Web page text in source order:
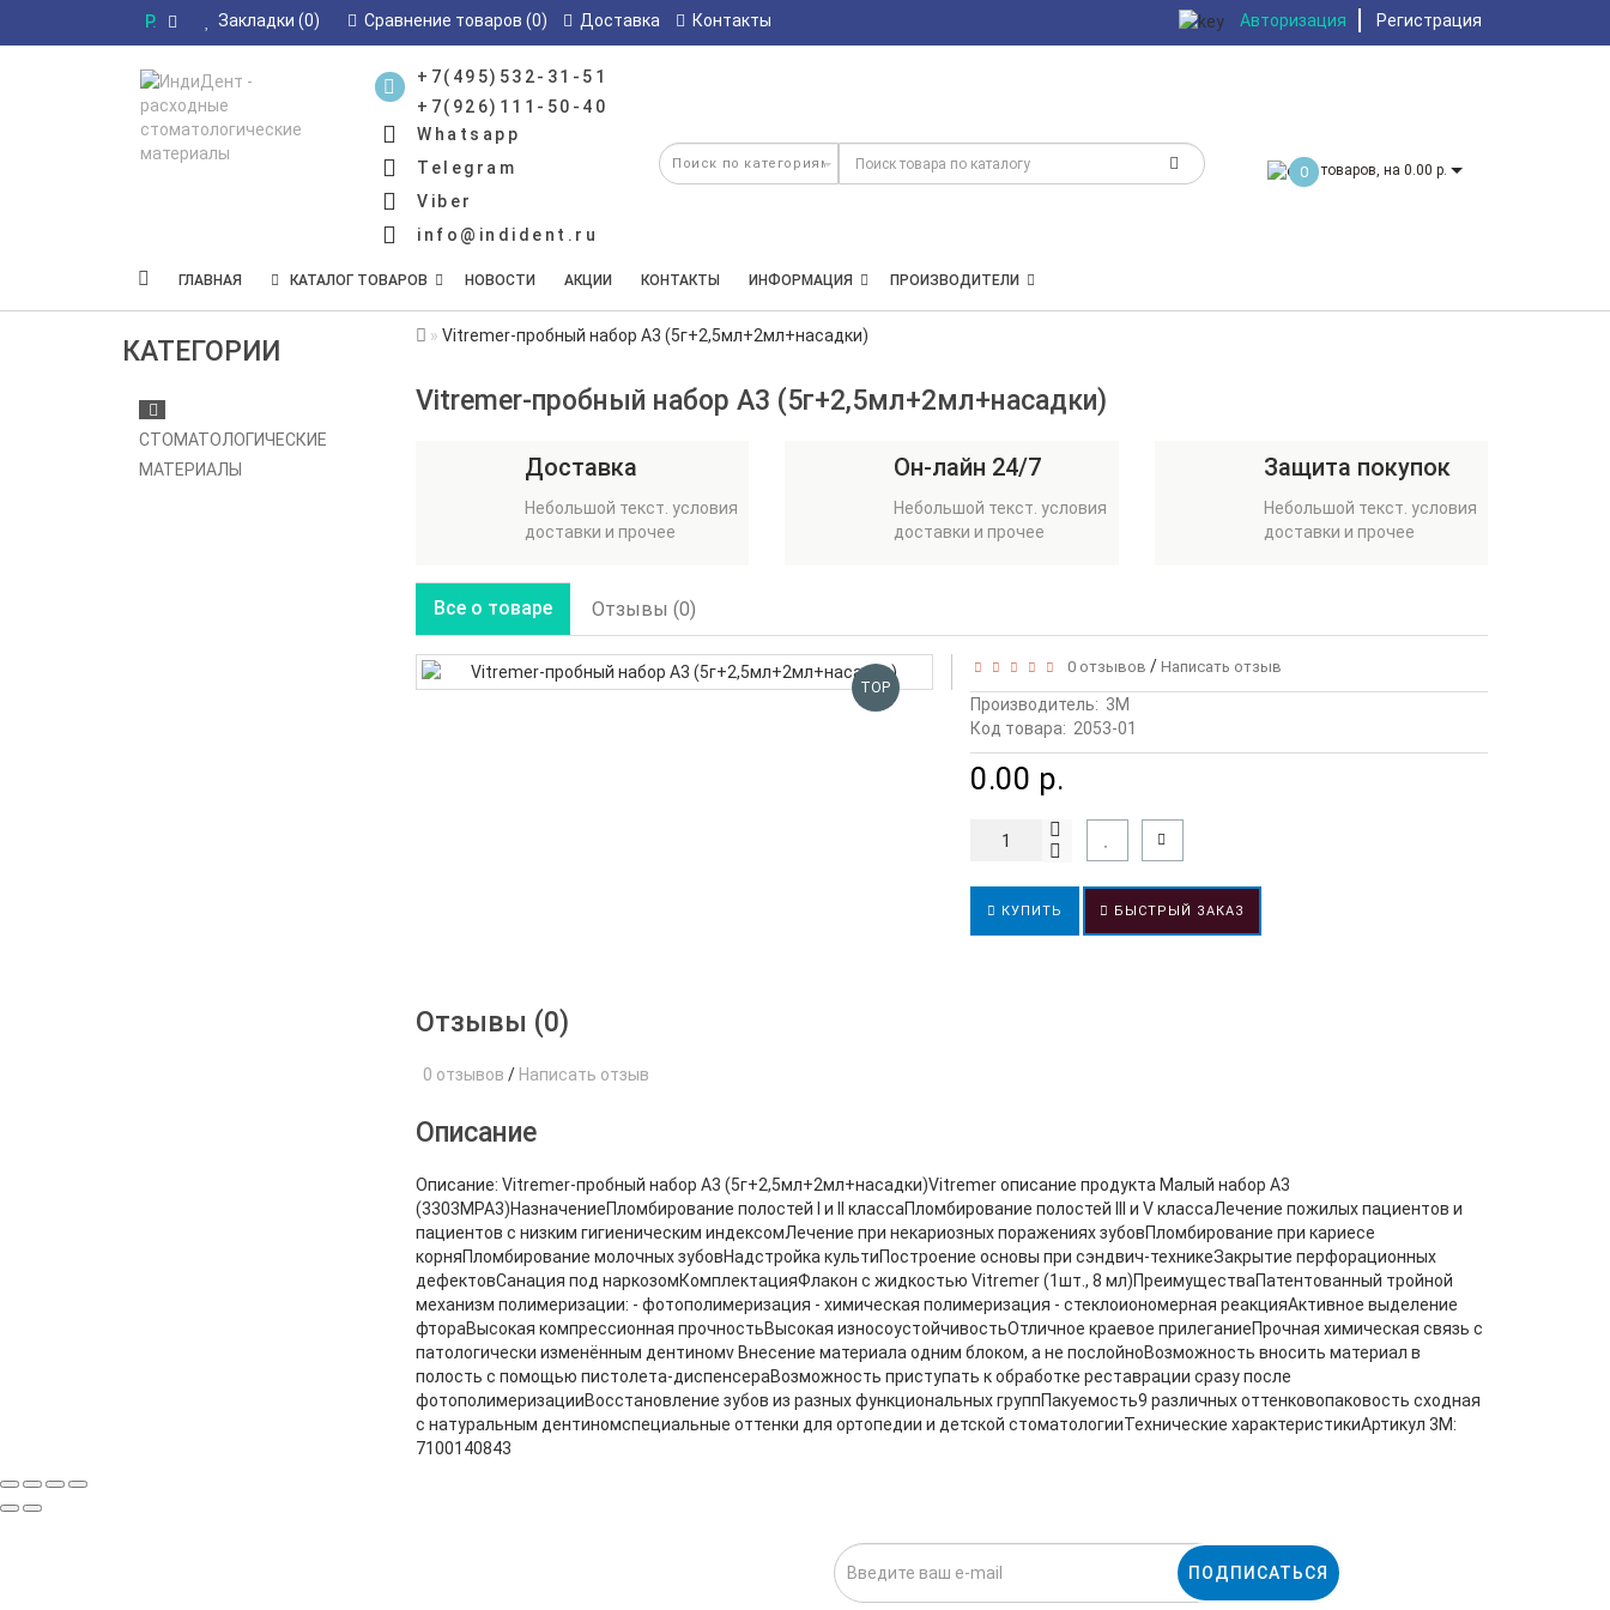
Р. Закладки (0) Сравнение товаров (0) Доставка Контакты Авторизация Регистрация
+7(495)532-31-51
+7(926)111-50-40
Whatsapp
Telegram
Viber
info@indident.ru
0 товаров, на 0.00 р.
ГЛАВНАЯ КАТАЛОГ ТОВАРОВ НОВОСТИ АКЦИИ КОНТАКТЫ ИНФОРМАЦИЯ ПРОИЗВОДИТЕЛИ
КАТЕГОРИИ
СТОМАТОЛОГИЧЕСКИЕ
МАТЕРИАЛЫ
Vitremer-пробный набор А3 (5г+2,5мл+2мл+насадки)
Vitremer-пробный набор А3 (5г+2,5мл+2мл+насадки)
Доставка
Небольшой текст. условия
доставки и прочее
Он-лайн 24/7
Небольшой текст. условия
доставки и прочее
Защита покупок
Небольшой текст. условия
доставки и прочее
Все о товаре Отзывы (0)
TOP
0 отзывов / Написать отзыв
Производитель: 3М
Код товара: 2053-01
0.00 р.
КУПИТЬ БЫСТРЫЙ ЗАКАЗ
Отзывы (0)
0 отзывов / Написать отзыв
Описание
Описание: Vitremer-пробный набор А3 (5г+2,5мл+2мл+насадки)Vitremer описание продукта Малый набор A3
(3303MPA3)НазначениеПломбирование полостей I и II классаПломбирование полостей III и V классаЛечение пожилых пациентов и
пациентов с низким гигиеническим индексомЛечение при некариозных поражениях зубовПломбирование при кариесе
корняПломбирование молочных зубовНадстройка культиПостроение основы при сэндвич-техникеЗакрытие перфорационных
дефектовСанация под наркозомКомплектацияФлакон с жидкостью Vitremer (1шт., 8 мл)ПреимуществаПатентованный тройной
механизм полимеризации: - фотополимеризация - химическая полимеризация - стеклоиономерная реакцияАктивное выделение
фтораВысокая компрессионная прочностьВысокая износоустойчивостьОтличное краевое прилеганиеПрочная химическая связь с
патологически изменённым дентиномv Внесение материала одним блоком, а не послойноВозможность вносить материал в
полость с помощью пистолета-диспенсераВозможность приступать к обработке реставрации сразу после
фотополимеризацииВосстановление зубов из разных функциональных группПакуемость9 различных оттенковопаковость сходная
с натуральным дентиномспециальные оттенки для ортопедии и детской стоматологииТехнические характеристикиАртикул 3M:
7100140843
ПОДПИСАТЬСЯ